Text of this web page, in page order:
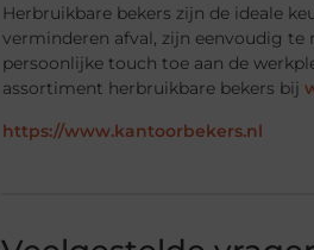
Herbruikbare bekers zijn de ideale
verminderen afval, zijn eenvoudig te
persoonlijke touch toe aan de
assortiment herbruikbare bekers bij
https://www.kantoorbekers.nl